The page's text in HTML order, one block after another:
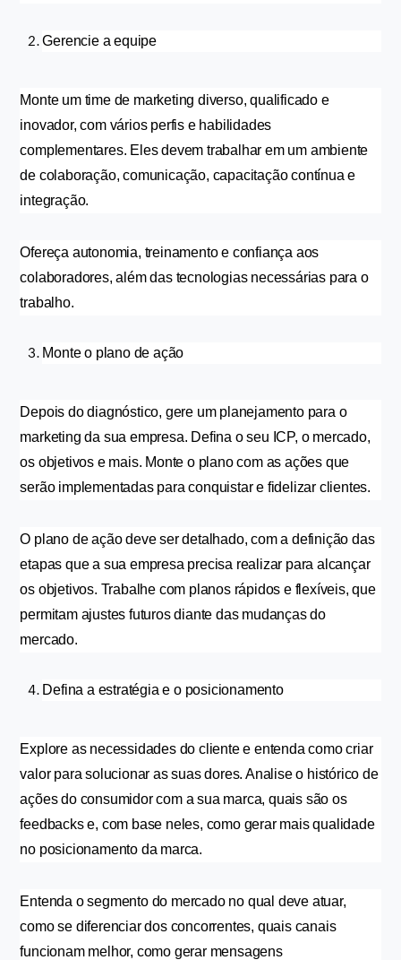
Gerencie a equipe
Monte um time de marketing diverso, qualificado e
inovador, com vários perfis e habilidades
complementares. Eles devem trabalhar em um ambiente
de colaboração, comunicação, capacitação contínua e
integração.
Ofereça autonomia, treinamento e confiança aos
colaboradores, além das tecnologias necessárias para o
trabalho.
Monte o plano de ação
Depois do diagnóstico, gere um planejamento para o
marketing da sua empresa. Defina o seu ICP, o mercado,
os objetivos e mais. Monte o plano com as ações que
serão implementadas para conquistar e fidelizar clientes.
O plano de ação deve ser detalhado, com a definição das
etapas que a sua empresa precisa realizar para alcançar
os objetivos. Trabalhe com planos rápidos e flexíveis, que
permitam ajustes futuros diante das mudanças do
mercado.
Defina a estratégia e o posicionamento
Explore as necessidades do cliente e entenda como criar
valor para solucionar as suas dores. Analise o histórico de
ações do consumidor com a sua marca, quais são os
feedbacks e, com base neles, como gerar mais qualidade
no posicionamento da marca.
Entenda o segmento do mercado no qual deve atuar,
como se diferenciar dos concorrentes, quais canais
funcionam melhor, como gerar mensagens